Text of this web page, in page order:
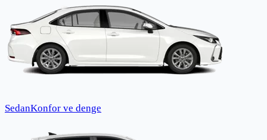
SedanKonfor ve denge